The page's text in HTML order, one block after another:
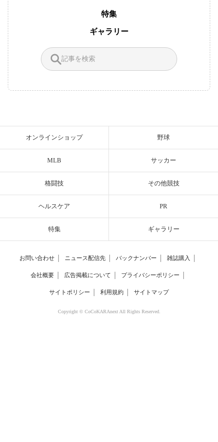
特集
ギャラリー
オンラインショップ 野球
MLB サッカー
格闘技 その他競技
ヘルスケア PR
特集 ギャラリー
お問い合わせ ニュース配信先 バックナンバー 雑誌購入
会社概要 広告掲載について プライバシーポリシー
サイトポリシー 利用規約 サイトマップ
Copyright © CoCoKARAnext All Rights Reserved.